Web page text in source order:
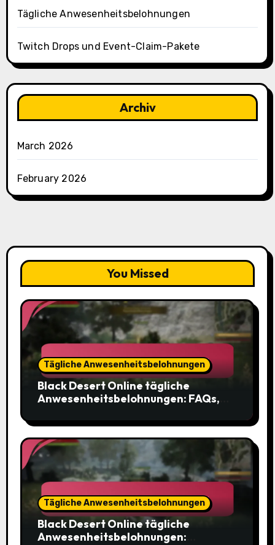
Tägliche Anwesenheitsbelohnungen
Twitch Drops und Event-Claim-Pakete
Archiv
March 2026
February 2026
You Missed
Tägliche Anwesenheitsbelohnungen
Black Desert Online tägliche
Anwesenheitsbelohnungen: FAQs,
Tägliche Anwesenheitsbelohnungen
Black Desert Online tägliche
Anwesenheitsbelohnungen: